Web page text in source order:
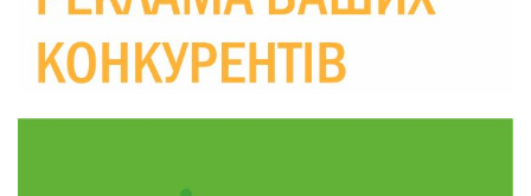
10:36
28 лип
Валентина Масалітіна: «Нас тримає віра в
Перемогу і повернення додому»